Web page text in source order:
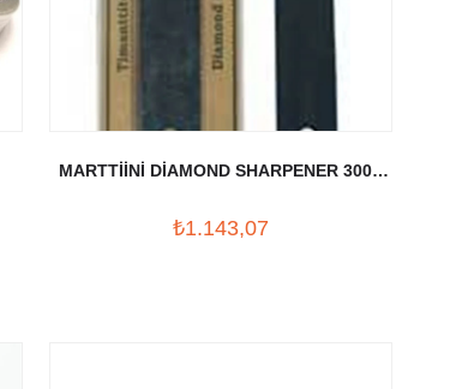
MARTTİİNİ DİAMOND SHARPENER 300 /
₺1.143,07